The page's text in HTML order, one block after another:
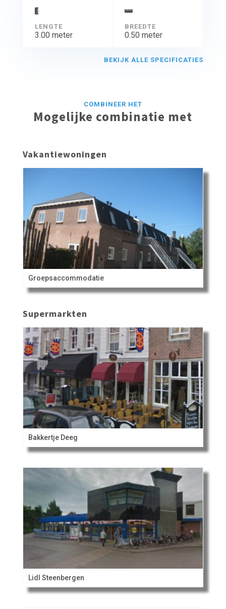
LENGTE
3.00 meter
BREEDTE
0.50 meter
BEKIJK ALLE SPECIFICATIES
COMBINEER HET
Mogelijke combinatie met
Vakantiewoningen
Groepsaccommodatie
Supermarkten
Bakkertje Deeg
Lidl Steenbergen